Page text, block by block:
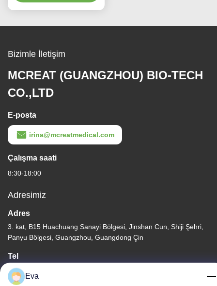
Bizimle İletişim
MCREAT (GUANGZHOU) BIO-TECH
CO.,LTD
E-posta
irina@mcreatmedical.com
Çalışma saati
8:30-18:00
Adresimiz
Adres
3. kat, B15 Huachuang Sanayi Bölgesi, Jinshan Cun, Shiji Şehri,
Panyu Bölgesi, Guangzhou, Guangdong Çin
Tel
86-020-3156-0583
Eva